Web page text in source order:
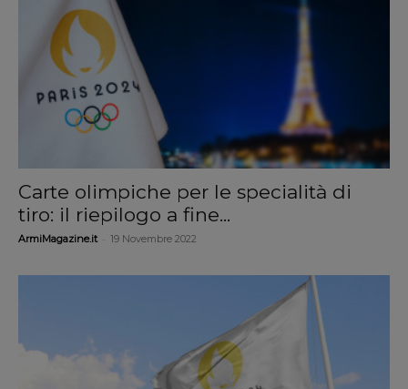
Carte olimpiche per le specialità di
tiro: il riepilogo a fine...
ArmiMagazine.it 19 Novembre 2022